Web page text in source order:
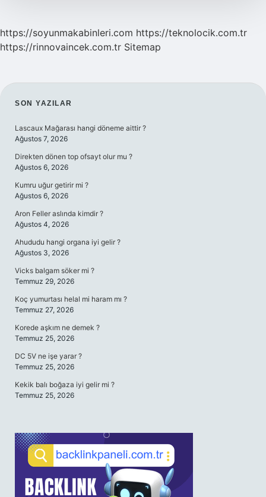
https://soyunmakabinleri.com https://teknolocik.com.tr
https://rinnovaincek.com.tr Sitemap
SIDEBAR
SON YAZILAR
Lascaux Mağarası hangi döneme aittir ?
Ağustos 7, 2026
Direkten dönen top ofsayt olur mu ?
Ağustos 6, 2026
Kumru uğur getirir mi ?
Ağustos 6, 2026
Aron Feller aslında kimdir ?
Ağustos 4, 2026
Ahududu hangi organa iyi gelir ?
Ağustos 3, 2026
Vicks balgam söker mi ?
Temmuz 29, 2026
Koç yumurtası helal mi haram mı ?
Temmuz 27, 2026
Korede aşkım ne demek ?
Temmuz 25, 2026
DC 5V ne işe yarar ?
Temmuz 25, 2026
Kekik balı boğaza iyi gelir mi ?
Temmuz 25, 2026